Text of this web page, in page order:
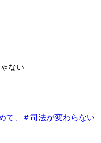
ない
て、＃司法が変わらない